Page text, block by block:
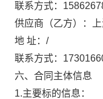
联系方式：
供应商（乙方）：
地 址： /
联系方式：
六、合同主体信息
1.主要标的信息：